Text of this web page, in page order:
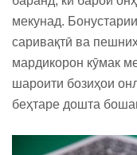
мекунад.
саривақтӣ ва
мардикорон кӯмак
шароити бозиҳои
беҳтаре дошта